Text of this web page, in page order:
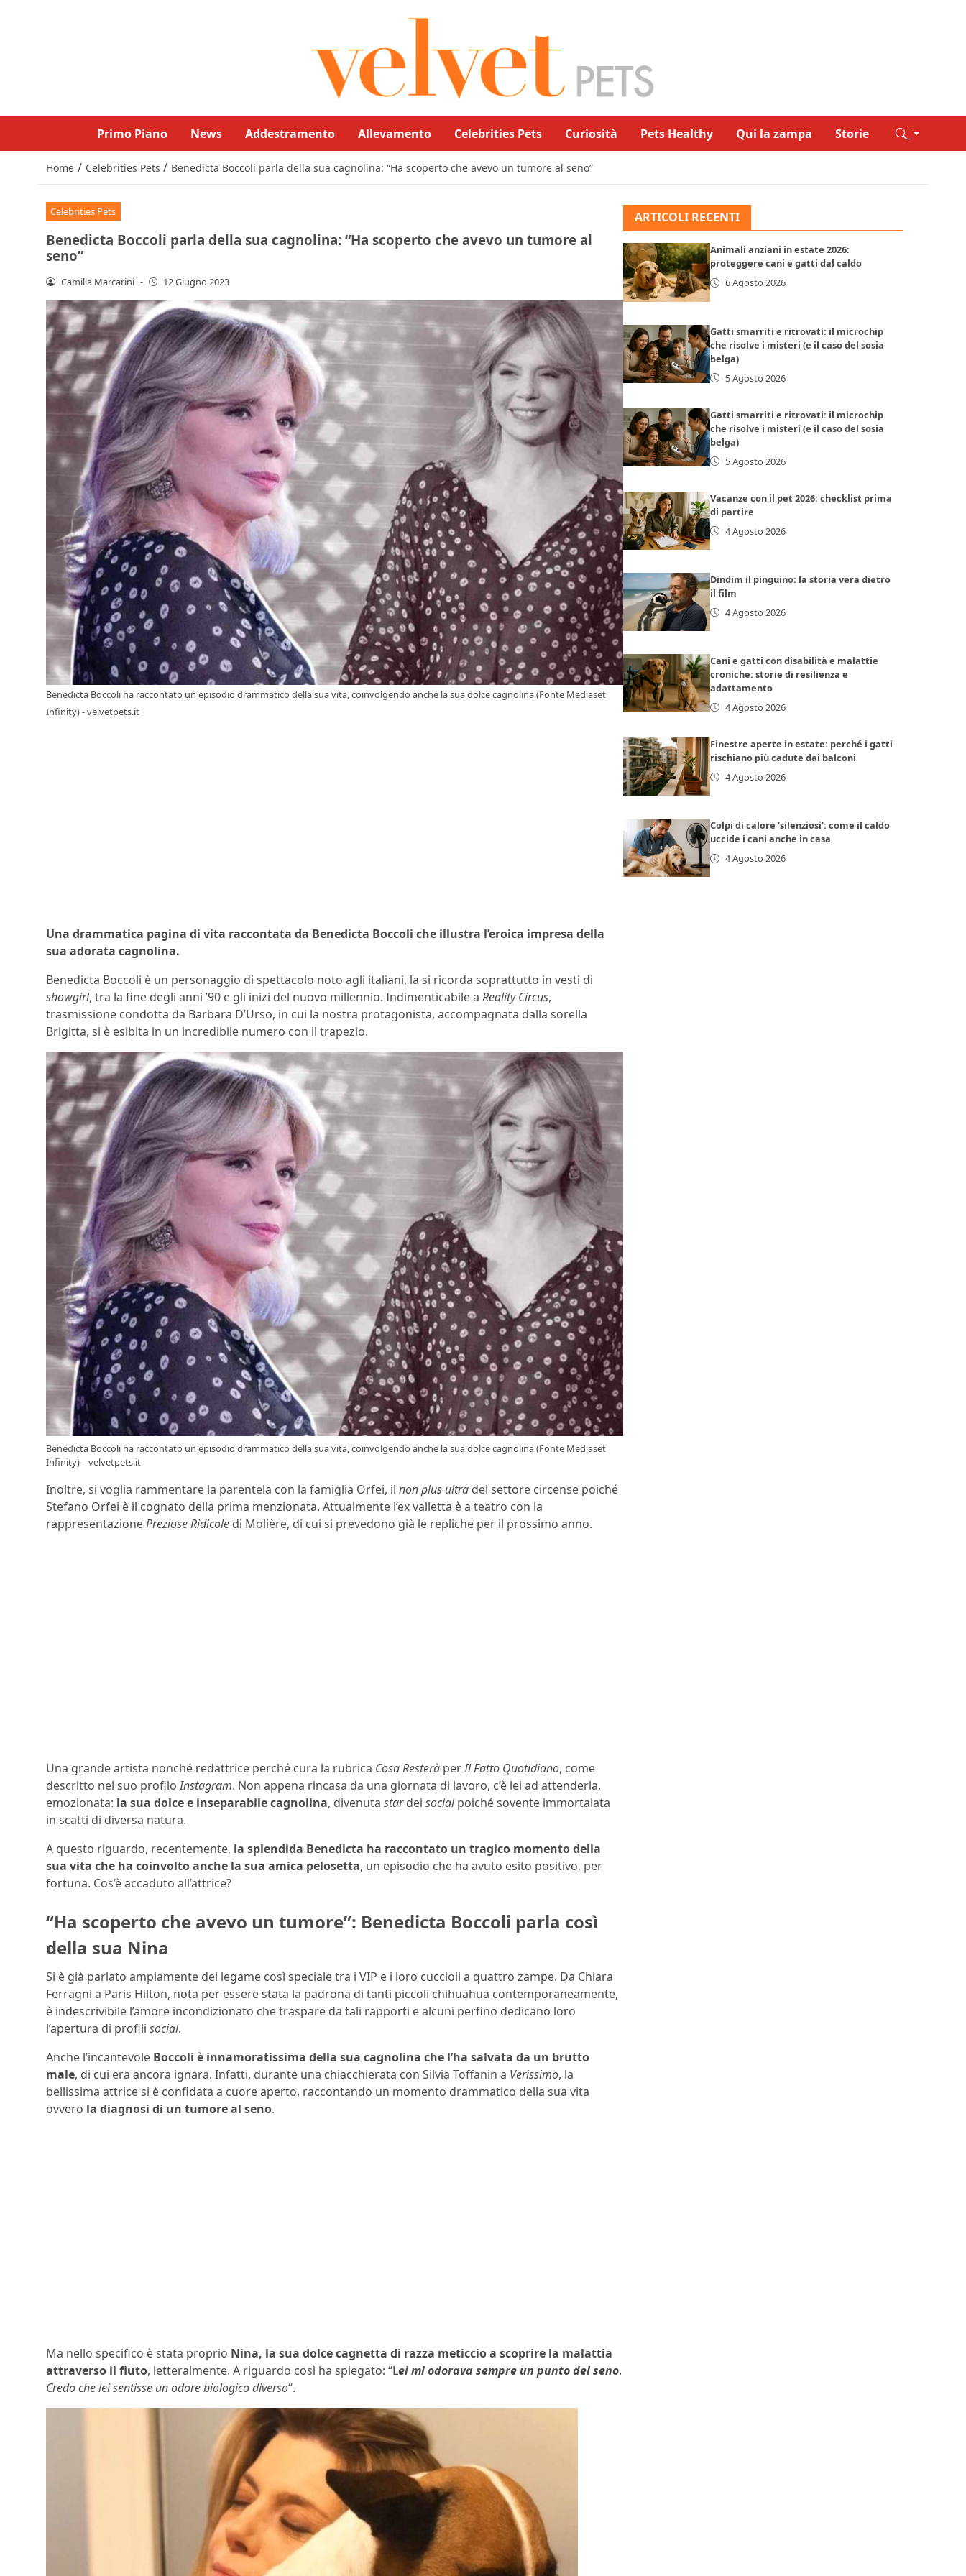
Primo Piano News Addestramento Allevamento Celebrities Pets Curiosità Pets Healthy Qui la zampa Storie
Home / Celebrities Pets / Benedicta Boccoli parla della sua cagnolina: “Ha scoperto che avevo un tumore al seno”
Celebrities Pets
Benedicta Boccoli parla della sua cagnolina: “Ha scoperto che avevo un tumore al
seno”
Camilla Marcarini - 12 Giugno 2023
Benedicta Boccoli ha raccontato un episodio drammatico della sua vita, coinvolgendo anche la sua dolce cagnolina (Fonte Mediaset
Infinity) - velvetpets.it
Una drammatica pagina di vita raccontata da Benedicta Boccoli che illustra l’eroica impresa della
sua adorata cagnolina.
Benedicta Boccoli è un personaggio di spettacolo noto agli italiani, la si ricorda soprattutto in vesti di
showgirl, tra la fine degli anni ’90 e gli inizi del nuovo millennio. Indimenticabile a Reality Circus,
trasmissione condotta da Barbara D’Urso, in cui la nostra protagonista, accompagnata dalla sorella
Brigitta, si è esibita in un incredibile numero con il trapezio.
Benedicta Boccoli ha raccontato un episodio drammatico della sua vita, coinvolgendo anche la sua dolce cagnolina (Fonte Mediaset
Infinity) – velvetpets.it
Inoltre, si voglia rammentare la parentela con la famiglia Orfei, il non plus ultra del settore circense poiché
Stefano Orfei è il cognato della prima menzionata. Attualmente l’ex valletta è a teatro con la
rappresentazionePreziose Ridicole di Molière, di cui si prevedono già le repliche per il prossimo anno.
Una grande artista nonché redattrice perché cura la rubrica Cosa Resterà perIl Fatto Quotidiano, come
descritto nel suo profiloInstagram. Non appena rincasa da una giornata di lavoro, c’è lei ad attenderla,
emozionata: la sua dolce e inseparabile cagnolina, divenuta stardei socialpoiché sovente immortalata
in scatti di diversa natura.
A questo riguardo, recentemente, la splendida Benedicta ha raccontato un tragico momento della
sua vita che ha coinvolto anche la sua amica pelosetta, un episodio che ha avuto esito positivo, per
fortuna. Cos’è accaduto all’attrice?
“Ha scoperto che avevo un tumore”: Benedicta Boccoli parla così
della sua Nina
Si è già parlato ampiamente del legame così speciale tra i VIP e i loro cuccioli a quattro zampe. Da Chiara
Ferragni a Paris Hilton, nota per essere stata la padrona di tanti piccoli chihuahua contemporaneamente,
è indescrivibile l’amore incondizionato che traspare da tali rapporti e alcuni perfino dedicano loro
l’apertura di profili social.
Anche l’incantevole Boccoli è innamoratissima della sua cagnolina che l’ha salvata da un brutto
male, di cui era ancora ignara. Infatti, durante una chiacchierata con Silvia Toffanin a Verissimo, la
bellissima attrice si è confidata a cuore aperto, raccontando un momento drammatico della sua vita
ovvero la diagnosi di un tumore al seno.
Ma nello specifico è stata proprio Nina, la sua dolce cagnetta di razza meticcio a scoprire la malattia
attraverso il fiuto, letteralmente. A riguardo così ha spiegato: “Lei mi odorava sempre un punto del seno.
Credo che lei sentisse un odore biologico diverso“.
ARTICOLI RECENTI
Animali anziani in estate 2026:
proteggere cani e gatti dal caldo
6 Agosto 2026
Gatti smarriti e ritrovati: il microchip
che risolve i misteri (e il caso del sosia
belga)
5 Agosto 2026
Gatti smarriti e ritrovati: il microchip
che risolve i misteri (e il caso del sosia
belga)
5 Agosto 2026
Vacanze con il pet 2026: checklist prima
di partire
4 Agosto 2026
Dindim il pinguino: la storia vera dietro
il film
4 Agosto 2026
Cani e gatti con disabilità e malattie
croniche: storie di resilienza e
adattamento
4 Agosto 2026
Finestre aperte in estate: perché i gatti
rischiano più cadute dai balconi
4 Agosto 2026
Colpi di calore ‘silenziosi’: come il caldo
uccide i cani anche in casa
4 Agosto 2026